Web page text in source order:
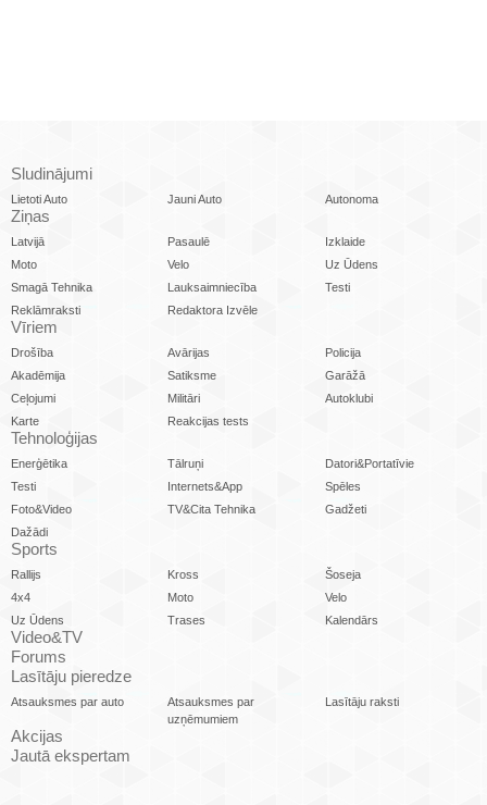
Sludinājumi
Lietoti Auto Jauni Auto Autonoma
Ziņas
Latvijā Pasaulē
Izklaide
Moto
Velo
Uz Ūdens
Smagā Tehnika
Lauksaimniecība
Testi
Reklāmraksti
Redaktora Izvēle
Vīriem
Drošība Avārijas
Policija
Akadēmija
Satiksme
Garāžā
Ceļojumi
Militāri
Autoklubi
Karte
Reakcijas tests
Tehnoloģijas
Enerģētika Tālruņi
Datori&Portatīvie
Testi
Internets&App
Spēles
Foto&Video
TV&Cita Tehnika
Gadžeti
Dažādi
Sports
Rallijs Kross
Šoseja
4x4
Moto
Velo
Uz Ūdens
Trases Kalendārs
Video&TV
Forums
Lasītāju pieredze
Atsauksmes par auto
Atsauksmes par
uzņēmumiem
Lasītāju raksti
Akcijas
Jautā ekspertam